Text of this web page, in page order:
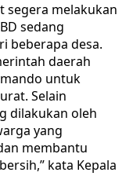
segera melakukan
sedang
beberapa desa.
daerah
untuk
Selain
dilakukan oleh
yang
membantu
kata Kepala